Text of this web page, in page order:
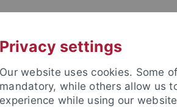
Privacy settings
Our website uses cookies. Some
mandatory, while others allow us
experience while using our